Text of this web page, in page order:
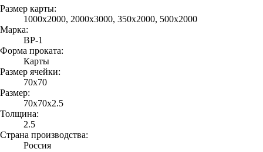
Размер карты:
1000х2000, 2000х3000, 350х2000, 500х2000
Марка:
ВР-1
Форма проката:
Карты
Размер ячейки:
70х70
Размер:
70х70х2.5
Толщина:
2.5
Страна производства:
Россия